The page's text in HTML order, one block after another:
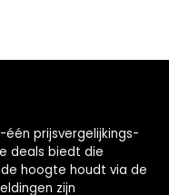
prijsvergelijkings-
deals biedt die
hoogte houdt via de
zijn